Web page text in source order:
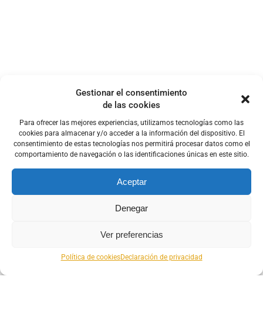
Gestionar el consentimiento
de las cookies
Para ofrecer las mejores experiencias, utilizamos tecnologías como las
cookies para almacenar y/o acceder a la información del dispositivo. El
consentimiento de estas tecnologías nos permitirá procesar datos como el
comportamiento de navegación o las identificaciones únicas en este sitio.
Aceptar
Denegar
Ver preferencias
Política de cookiesDeclaración de privacidad